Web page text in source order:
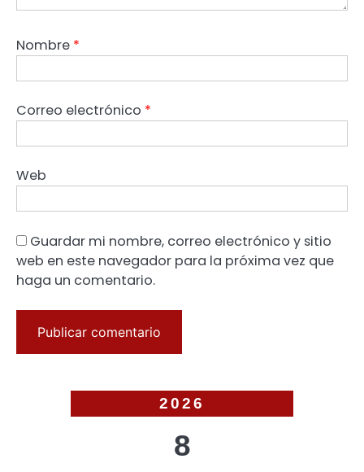
Nombre *
Correo electrónico *
Web
Guardar mi nombre, correo electrónico y sitio
web en este navegador para la próxima vez que
haga un comentario.
2026
8